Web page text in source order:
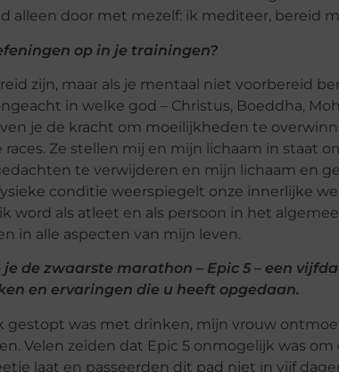
alleen door met mezelf: ik mediteer, bereid
op in je trainingen?
zijn, maar als je mentaal niet voorbereid
in welke god – Christus, Boeddha,
je de kracht om moeilijkheden te
Ze stellen mij en mijn lichaam in staat
te verwijderen en mijn lichaam en
conditie weerspiegelt onze innerlijke
word als atleet en als persoon in het
in alle aspecten van mijn leven.
de zwaarste marathon – Epic 5 – een
en ervaringen die u heeft opgedaan.
gestopt was met drinken, mijn vrouw
Velen zeiden dat Epic 5 onmogelijk was
laat en passeerden dit pad niet in vijf